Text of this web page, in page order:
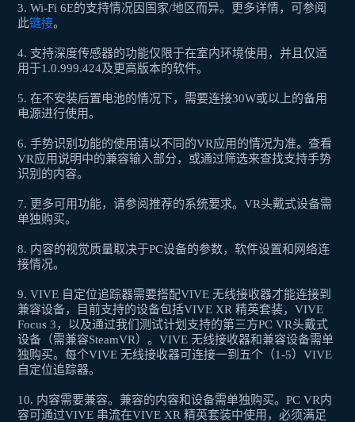
3. Wi-Fi 6E的支持情况因国家/地区而异。更多详情，可参阅
此链接。
4. 支持深度传感器的功能仅限于在室内环境使用，并且仅适
用于1.0.999.424及更高版本的软件。
5. 在不安装后置电池的情况下，需要连接30W或以上的备用
电源进行使用。
6. 手势识别功能的使用请以不同的VR应用的情况为准。查看
VR应用说明中的兼容输入部分，或通过筛选来查找支持手势
识别的内容。
7. 更多可用功能，请参阅推荐的系统要求。VR头戴式设备需
单独购买。
8. 内容的视觉质量取决于PC设备的参数，软件设置和网络连
接情况。
9. VIVE 自定位追踪器需要搭配VIVE 无线接收器才能连接到
兼容设备，目前支持的设备包括VIVE XR 精英套装，VIVE
Focus 3，以及通过我们测试计划支持的第三方PC VR头戴式
设备（需兼容SteamVR）。VIVE 无线接收器和兼容设备需单
独购买。每个VIVE 无线接收器可连接一到五个（1-5）VIVE
自定位追踪器。
10. 内容需要兼容。兼容的内容和设备需单独购买。PC VR内
容可通过VIVE 串流在VIVE XR 精英套装中使用，必须满足